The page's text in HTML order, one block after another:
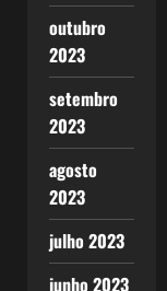
outubro
2023
setembro
2023
agosto
2023
julho 2023
junho 2023